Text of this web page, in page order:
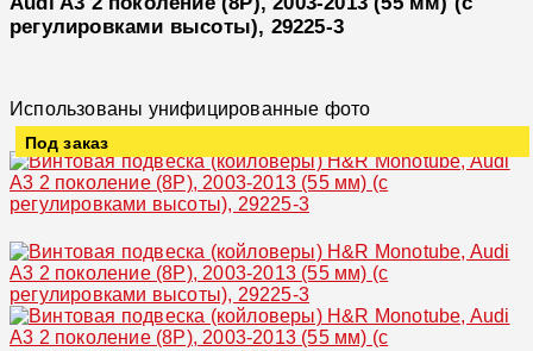
регулировками высоты), 29225-3
Использованы унифицированные фото
Под заказ